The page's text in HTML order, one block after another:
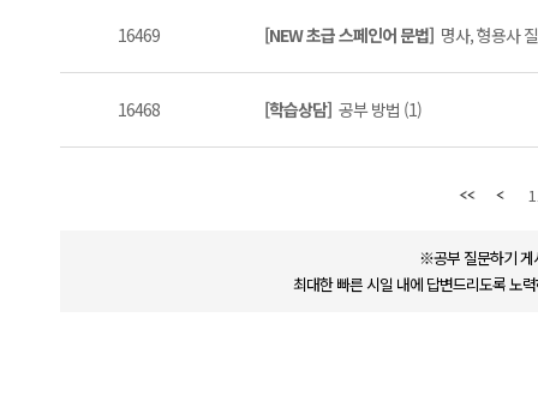
16469 [NEW 초급 스페인어 문법] 명사, 형용사
16468 [학습상담] 공부 방법 (1)
※공부 질문하기 게
최대한 빠른 시일 내에 답변드리도록 노